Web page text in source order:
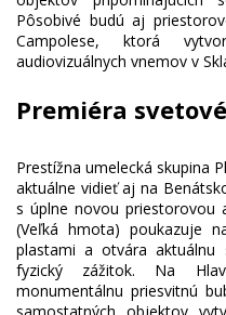
Pôsobivé budú aj
Campolese, ktorá
Premiéra
Prestížna umelecká skupina
aktuálne vidieť aj na
s úplne novou priestorovou
(Veľká hmota) poukazuje
plastami a otvára aktuálnu
fyzický zážitok. Na
monumentálnu priesvitnú